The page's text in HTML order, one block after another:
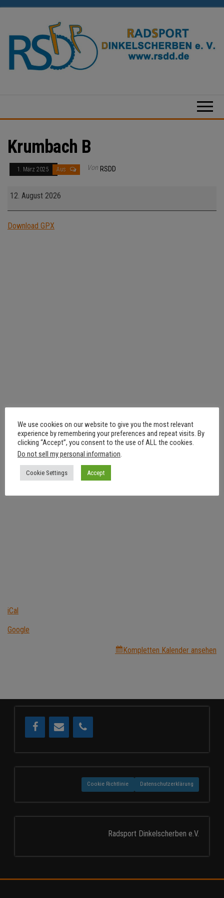
springen
e.V.
Krumbach B
1. März 2025 Aus Von RSDD
Krumbach
12. August 2026
Download GPX
iCal
Google
Kompletten Kalender ansehen
Cookie Richtlinie Datenschutzerklärung
Radsport Dinkelscherben e.V.
We use cookies on our website to give you the most relevant
experience by remembering your preferences and repeat visits. By
clicking “Accept”, you consent to the use of ALL the cookies.
Do not sell my personal information
Cookie Settings Accept